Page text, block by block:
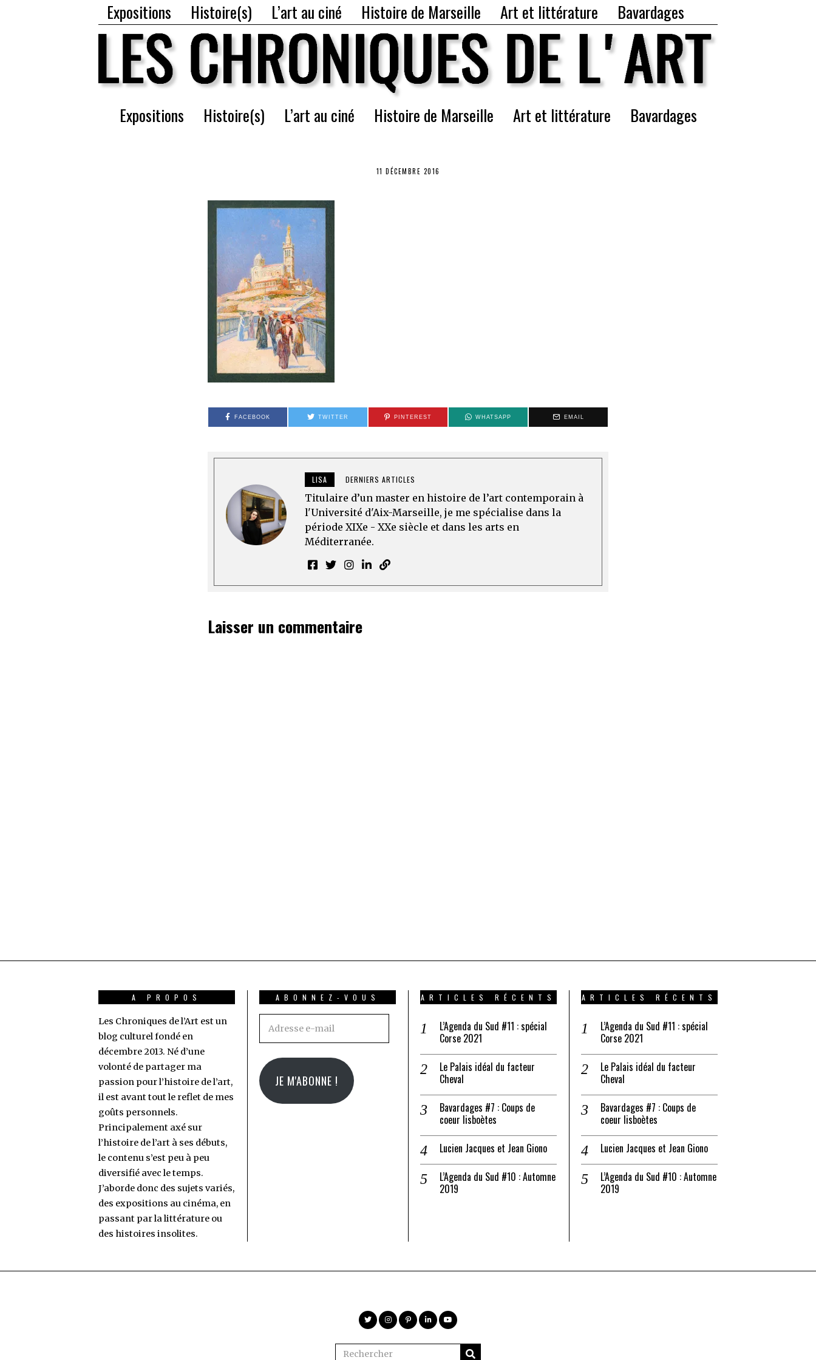
Expositions Histoire(s) L’art au ciné Histoire de Marseille Art et littérature Bavardages
Expositions Histoire(s) L’art au ciné Histoire de Marseille Art et littérature Bavardages
11 DÉCEMBRE 2016
FACEBOOK TWITTER PINTEREST WHATSAPP EMAIL
LISA DERNIERS ARTICLES
Titulaire d’un master en histoire de l’art contemporain à
l'Université d'Aix-Marseille, je me spécialise dans la
période XIXe - XXe siècle et dans les arts en
Méditerranée.
Laisser un commentaire
A PROPOS
Les Chroniques de l’Art est un
blog culturel fondé en
décembre 2013. Né d’une
volonté de partager ma
passion pour l’histoire de l’art,
il est avant tout le reflet de mes
goûts personnels.
Principalement axé sur
l’histoire de l’art à ses débuts,
le contenu s’est peu à peu
diversifié avec le temps.
J’aborde donc des sujets variés,
des expositions au cinéma, en
passant par la littérature ou
des histoires insolites.
ABONNEZ-VOUS
Adresse
mail
JE M'ABONNE !
ARTICLES RÉCENTS
L’Agenda du Sud #11 : spécial
Corse 2021
Le Palais idéal du facteur
Cheval
Bavardages #7 : Coups de
coeur lisboètes
Lucien Jacques et Jean Giono
L’Agenda du Sud #10 : Automne
2019
ARTICLES RÉCENTS
L’Agenda du Sud #11 : spécial
Corse 2021
Le Palais idéal du facteur
Cheval
Bavardages #7 : Coups de
coeur lisboètes
Lucien Jacques et Jean Giono
L’Agenda du Sud #10 : Automne
2019